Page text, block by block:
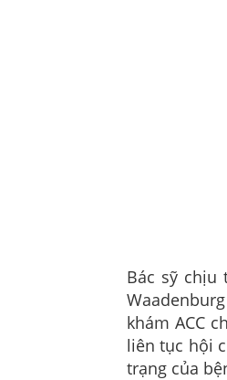
Bác sỹ chịu
khám ACC
liên tục hội
trạng của